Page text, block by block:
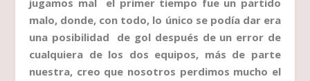
jugamos mal el primer tiempo fue un partido
malo, donde, con todo, lo único se podía dar era
una posibilidad de gol después de un error de
cualquiera de los dos equipos, más de parte
nuestra, creo que nosotros perdimos mucho el